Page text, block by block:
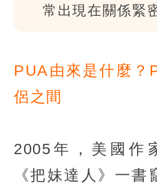
常出現在關係緊
PUA由來是什麼？
侶之間
2005年，美國作
《把妹達人》一